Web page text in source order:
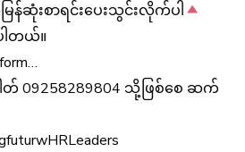
န်ဆုံးစာရင်းပေးသွင်းလိုက်ပါ
ါတယ်။
ပါတ် 09258289804 သို့ဖြစ်စေ ဆက်